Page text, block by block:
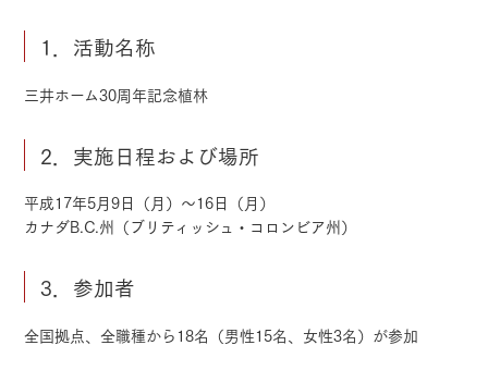
1．活動名称
三井ホーム30周年記念植林
2．実施日程および場所
平成17年5月9日（月）～16日（月）
カナダB.C.州（ブリティッシュ・コロンビア州）
3．参加者
全国拠点、全職種から18名（男性15名、女性3名）が参加